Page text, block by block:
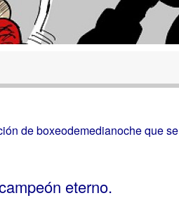
de boxeodemedianoche que se
eterno.